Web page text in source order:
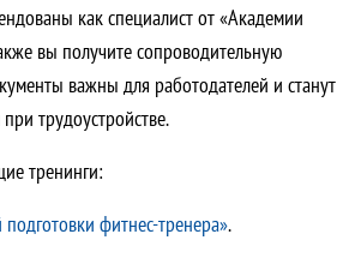
как специалист от «Академии
вы получите сопроводительную
важны для работодателей и станут
трудоустройстве.
тренинги:
фитнес-тренера».